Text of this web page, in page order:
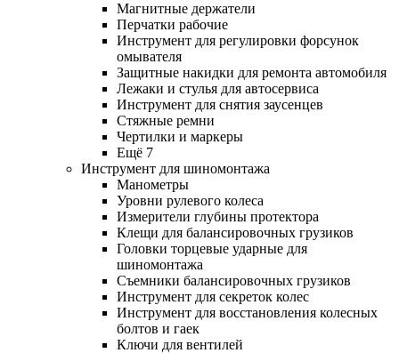
Магнитные держатели
Перчатки рабочие
Инструмент для регулировки форсунок
омывателя
Защитные накидки для ремонта автомобиля
Лежаки и стулья для автосервиса
Инструмент для снятия заусенцев
Стяжные ремни
Чертилки и маркеры
Ещё 7
Инструмент для шиномонтажа
Манометры
Уровни рулевого колеса
Измерители глубины протектора
Клещи для балансировочных грузиков
Головки торцевые ударные для
шиномонтажа
Съемники балансировочных грузиков
Инструмент для секреток колес
Инструмент для восстановления колесных
болтов и гаек
Ключи для вентилей